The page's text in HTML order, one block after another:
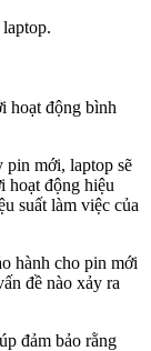
hoạt động bình
pin mới, laptop sẽ
hoạt động hiệu
suất làm việc của
hành cho pin mới
đề nào xảy ra
đảm bảo rằng